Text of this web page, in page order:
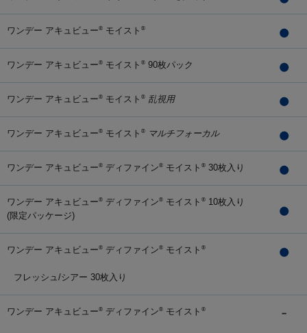
ワンデー アキュビュー® モイスト ®
ワンデー アキュビュー® モイスト ® 90枚パック
ワンデー アキュビュー® モイスト ® 乱視用
ワンデー アキュビュー® モイスト ® マルチフォーカル
ワンデー アキュビュー® ディファイン® モイスト ® 30枚入り
ワンデー アキュビュー® ディファイン® モイスト ® 10枚入り
(限定パッケージ)
ワンデー アキュビュー® ディファイン® モイスト ®
フレッシュ/シアー 30枚入り
ワンデー アキュビュー® ディファイン® モイスト ®